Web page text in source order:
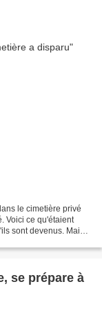
le cimetière privé
Voici ce qu'étaient
devenus. Mais
se prépare à